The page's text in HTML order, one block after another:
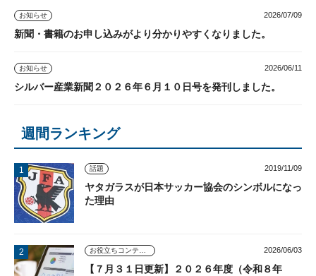
お知らせ 2026/07/09
新聞・書籍のお申し込みがより分かりやすくなりました。
お知らせ 2026/06/11
シルバー産業新聞２０２６年６月１０日号を発刊しました。
週間ランキング
話題 2019/11/09
ヤタガラスが日本サッカー協会のシンボルになっ
た理由
お役立ちコンテンツ 2026/06/03
【７月３１日更新】２０２６年度（令和８年